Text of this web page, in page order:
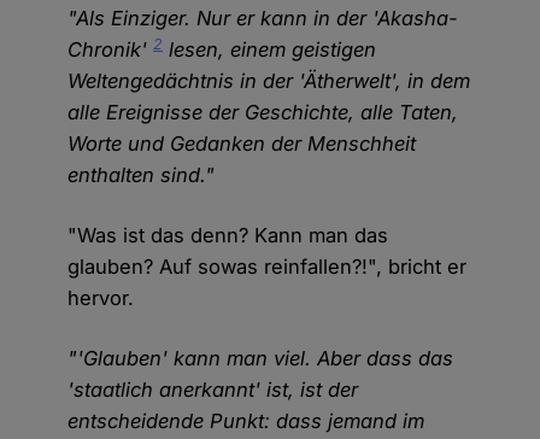
"Als Einziger. Nur er kann in der 'Akasha-
Chronik'2 lesen, einem geistigen
Weltengedächtnis in der 'Ätherwelt', in dem
alle Ereignisse der Geschichte, alle Taten,
Worte und Gedanken der Menschheit
enthalten sind."
"Was ist das denn? Kann man das
glauben? Auf sowas reinfallen?!", bricht er
hervor.
"'Glauben' kann man viel. Aber dass das
'staatlich anerkannt' ist, ist der
entscheidende Punkt: dass jemand im